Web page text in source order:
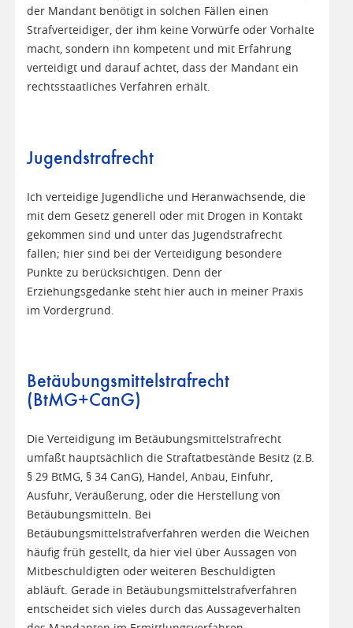
der Mandant benötigt in solchen Fällen einen
Strafverteidiger, der ihm keine Vorwürfe oder Vorhalte
macht, sondern ihn kompetent und mit Erfahrung
verteidigt und darauf achtet, dass der Mandant ein
rechtsstaatliches Verfahren erhält.
Jugendstrafrecht
Ich verteidige Jugendliche und Heranwachsende, die
mit dem Gesetz generell oder mit Drogen in Kontakt
gekommen sind und unter das Jugendstrafrecht
fallen; hier sind bei der Verteidigung besondere
Punkte zu berücksichtigen. Denn der
Erziehungsgedanke steht hier auch in meiner Praxis
im Vordergrund.
Betäubungsmittelstrafrecht
(BtMG+CanG)
Die Verteidigung im Betäubungsmittelstrafrecht
umfaßt hauptsächlich die Straftatbestände Besitz (z.B.
§ 29 BtMG, § 34 CanG), Handel, Anbau, Einfuhr,
Ausfuhr, Veräußerung, oder die Herstellung von
Betäubungsmitteln. Bei
Betäubungsmittelstrafverfahren werden die Weichen
häufig früh gestellt, da hier viel über Aussagen von
Mitbeschuldigten oder weiteren Beschuldigten
abläuft. Gerade in Betäubungsmittelstrafverfahren
entscheidet sich vieles durch das Aussageverhalten